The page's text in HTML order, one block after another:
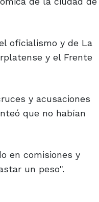
oficialismo y de La
y el Frente
y acusaciones
que no habían
en comisiones y
un peso".